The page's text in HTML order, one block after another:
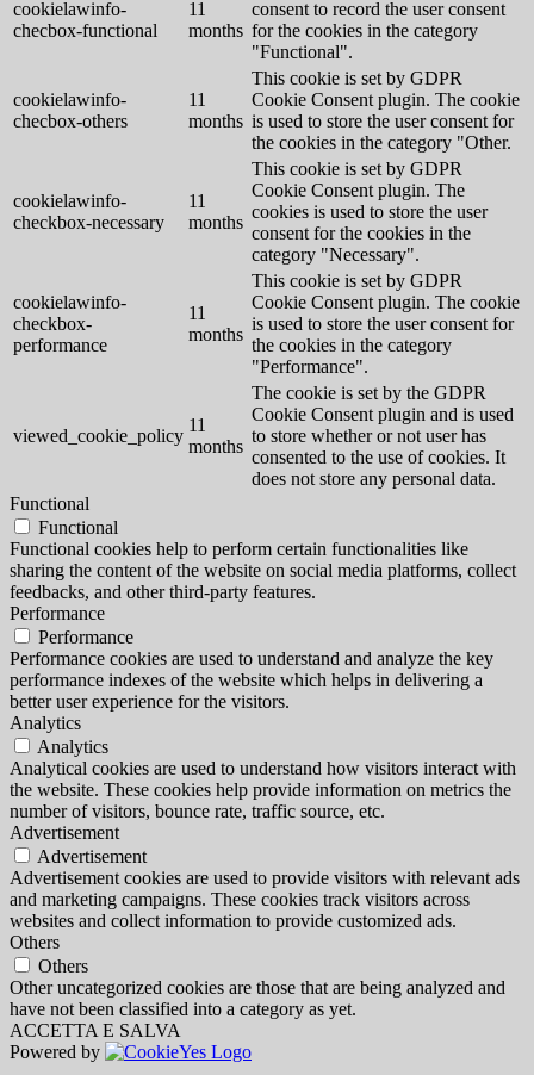
cookielawinfo-
checbox-functional
11
months
consent to record the user consent
for the cookies in the category
"Functional".
cookielawinfo-
checbox-others
11
months
This cookie is set by GDPR
Cookie Consent plugin. The cookie
is used to store the user consent for
the cookies in the category "Other.
cookielawinfo-
checkbox-necessary
11
months
This cookie is set by GDPR
Cookie Consent plugin. The
cookies is used to store the user
consent for the cookies in the
category "Necessary".
cookielawinfo-
checkbox-
performance
11
months
This cookie is set by GDPR
Cookie Consent plugin. The cookie
is used to store the user consent for
the cookies in the category
"Performance".
viewed_cookie_policy
11
months
The cookie is set by the GDPR
Cookie Consent plugin and is used
to store whether or not user has
consented to the use of cookies. It
does not store any personal data.
Functional
Functional
Functional cookies help to perform certain functionalities like
sharing the content of the website on social media platforms, collect
feedbacks, and other third-party features.
Performance
Performance
Performance cookies are used to understand and analyze the key
performance indexes of the website which helps in delivering a
better user experience for the visitors.
Analytics
Analytics
Analytical cookies are used to understand how visitors interact with
the website. These cookies help provide information on metrics the
number of visitors, bounce rate, traffic source, etc.
Advertisement
Advertisement
Advertisement cookies are used to provide visitors with relevant ads
and marketing campaigns. These cookies track visitors across
websites and collect information to provide customized ads.
Others
Others
Other uncategorized cookies are those that are being analyzed and
have not been classified into a category as yet.
ACCETTA E SALVA
Powered by